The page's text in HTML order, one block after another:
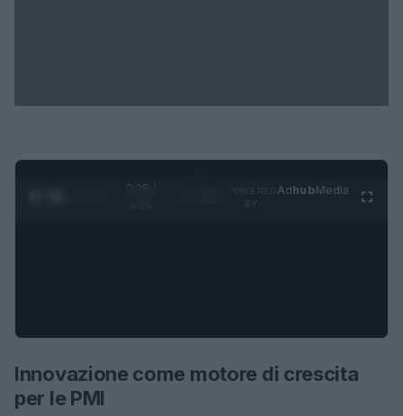
0:29 /
AdhubMedia
Innovazione come motore di crescita
per le PMI